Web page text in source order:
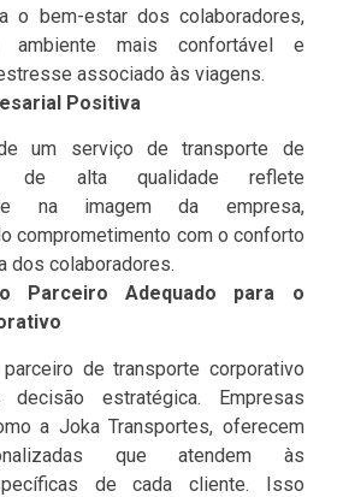
o bem-estar dos colaboradores,
ambiente mais confortável e
associado às viagens.
Positiva
um serviço de transporte de
de alta qualidade reflete
na imagem da empresa,
comprometimento com o conforto
dos colaboradores.
Parceiro Adequado para o
de transporte corporativo
estratégica. Empresas
a Joka Transportes, oferecem
que atendem às
de cada cliente. Isso